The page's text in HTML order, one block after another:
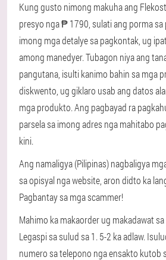
Kung gusto nimong makuha ang
presyo nga ₱ 1790, sulati ang porma sa
imong mga detalye sa pagkontak, ug
among manedyer. Tubagon niya ang
pangutana, isulti kanimo bahin sa mga
diskwento, ug giklaro usab ang datos
mga produkto. Ang pagbayad ra
parsela sa imong adres nga mahitabo
kini.
Ang namaligya (Pilipinas) nagbaligya
sa opisyal nga website, aron didto ka
Pagbantay sa mga scammer!
Mahimo ka makaorder ug makadawat
Legaspi sa sulud sa 1. 5-2 ka adlaw.
numero sa telepono nga ensakto kutob